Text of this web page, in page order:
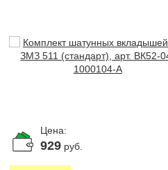
Цена:
929 руб.